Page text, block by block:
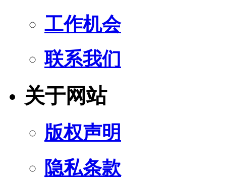
工作机会
联系我们
关于网站
版权声明
隐私条款